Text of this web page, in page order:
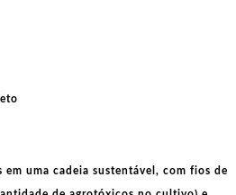
em uma cadeia sustentável, com fios de